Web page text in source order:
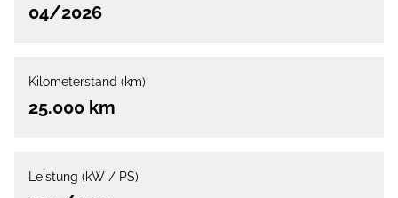
04/2026
Kilometerstand (km)
25.000 km
Leistung (kW / PS)